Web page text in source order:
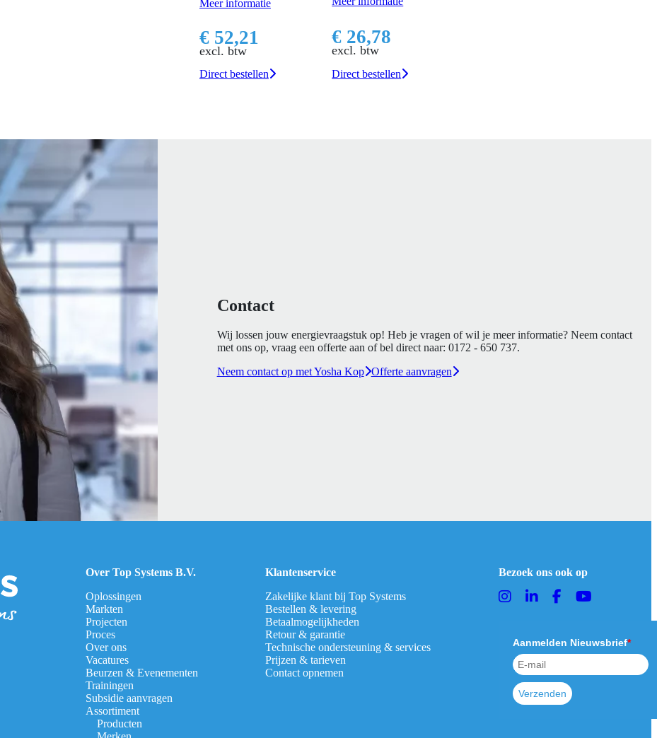
Meer informatie
€ 52,21
excl. btw
Direct bestellen
€ 26,78
excl. btw
Direct bestellen
Contact
Wij lossen jouw energievraagstuk op! Heb je vragen of wil je meer informatie? Neem contact
met ons op, vraag een offerte aan of bel direct naar: 0172 - 650 737.
Neem contact op met Yosha Kop Offerte aanvragen
Over Top Systems B.V.
Oplossingen
Markten
Projecten
Proces
Over ons
Vacatures
Beurzen & Evenementen
Trainingen
Subsidie aanvragen
Assortiment
Producten
Klantenservice
Zakelijke klant bij Top Systems
Bestellen & levering
Betaalmogelijkheden
Retour & garantie
Technische ondersteuning & services
Prijzen & tarieven
Contact opnemen
Bezoek ons ook op
Aanmelden Nieuwsbrief*
Verzenden